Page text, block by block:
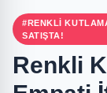
#RENKLI
SATIŞTA!
Renkli